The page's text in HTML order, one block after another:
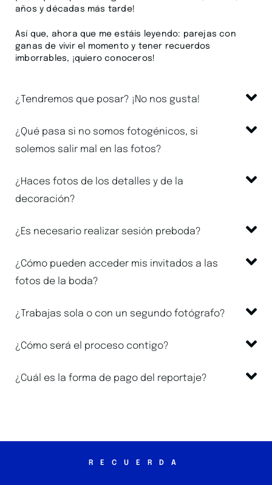
años y décadas más tarde!
Así que, ahora que me estáis leyendo: parejas con
ganas de vivir el momento y tener recuerdos
imborrables, ¡quiero conoceros!
¿Tendremos que posar? ¡No nos gusta!
¿Qué pasa si no somos fotogénicos, si
solemos salir mal en las fotos?
¿Haces fotos de los detalles y de la
decoración?
¿Es necesario realizar sesión preboda?
¿Cómo pueden acceder mis invitados a las
fotos de la boda?
¿Trabajas sola o con un segundo fotógrafo?
¿Cómo será el proceso contigo?
¿Cuál es la forma de pago del reportaje?
RECUERDA